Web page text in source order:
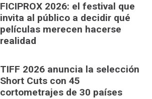
FICIPROX 2026: el festival que
invita al público a decidir qué
películas merecen hacerse
realidad
TIFF 2026 anuncia la selección
Short Cuts con 45
cortometrajes de 30 países